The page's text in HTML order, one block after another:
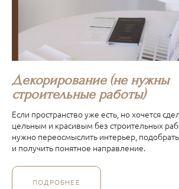
Декорирование (не нужны
строительные работы)
Если пространство уже есть, но хочется
цельным и красивым без строительных
нужно переосмыслить интерьер,
и получить понятное направление.
ПОДРОБНЕЕ